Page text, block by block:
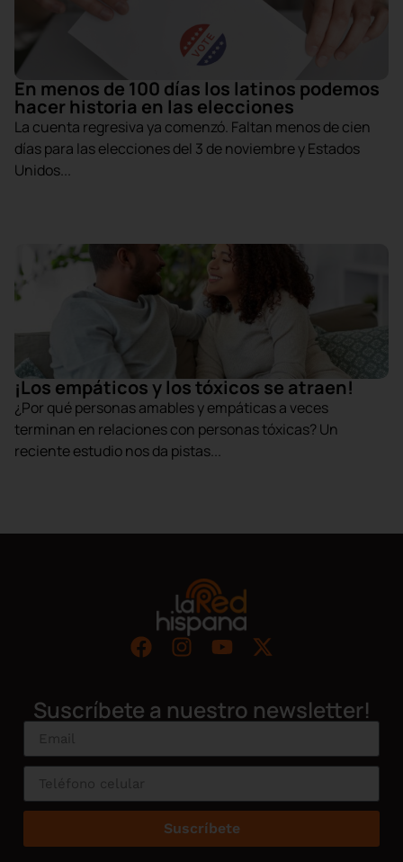
En menos de 100 días los latinos podemos
hacer historia en las elecciones
La cuenta regresiva ya comenzó. Faltan menos de cien
días para las elecciones del 3 de noviembre y Estados
Unidos...
¡Los empáticos y los tóxicos se atraen!
¿Por qué personas amables y empáticas a veces
terminan en relaciones con personas tóxicas? Un
reciente estudio nos da pistas...
Suscríbete a nuestro newsletter!
Suscríbete